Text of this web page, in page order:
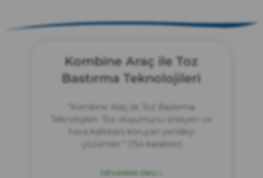
Kombine Araç ile Toz
Bastırma Teknolojileri
“Kombine Araç ile Toz Bastırma
Teknolojileri: Toz oluşumunu önleyen ve
hava kalitesini koruyan yenilikçi
çözümler.” (154 karakter)
DEVAMINI OKU »